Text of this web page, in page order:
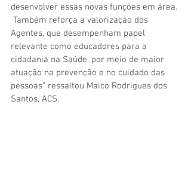
desenvolver essas novas funções em área.
Também reforça a valorização dos
Agentes, que desempenham papel
relevante como educadores para a
cidadania na Saúde, por meio de maior
atuação na prevenção e no cuidado das
pessoas” ressaltou Maico Rodrigues dos
Santos, ACS.